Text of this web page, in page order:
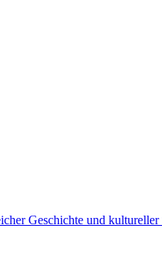
Geschichte und